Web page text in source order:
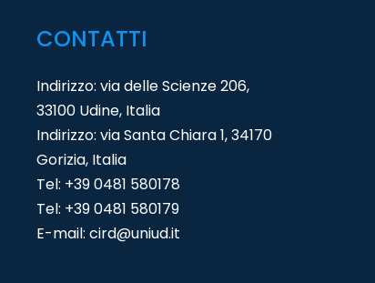
CONTATTI
Indirizzo: via delle Scienze 206,
33100 Udine, Italia
Indirizzo: via Santa Chiara 1, 34170
Gorizia, Italia
Tel: +39 0481 580178
Tel: +39 0481 580179
E-mail: cird@uniud.it